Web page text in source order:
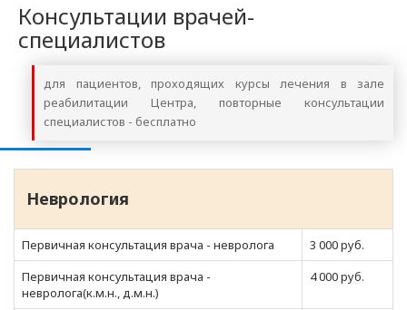
Консультации врачей-
специалистов
для пациентов, проходящих курсы лечения в зале
реабилитации Центра, повторные консультации
специалистов - бесплатно
Неврология
Первичная консультация врача - невролога
3 000 руб.
Первичная консультация врача -
невролога(к.м.н., д.м.н.)
4 000 руб.